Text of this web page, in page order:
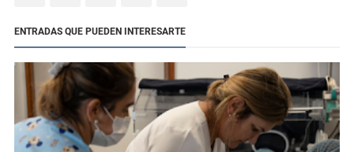
ENTRADAS QUE PUEDEN INTERESARTE